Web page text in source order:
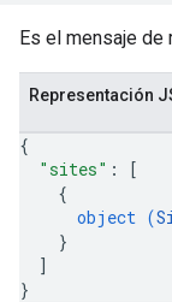
Es el mensaje de
Representación
{
"sites" :
[
{
object (
}
]
}